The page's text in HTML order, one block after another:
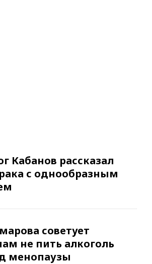
Кабанов рассказал
с однообразным
советует
не пить алкоголь
менопаузы